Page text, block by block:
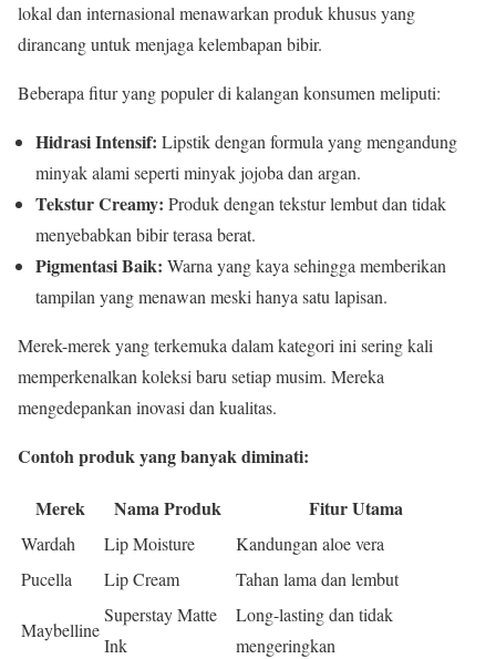
lokal dan internasional menawarkan produk khusus yang
dirancang untuk menjaga kelembapan bibir.
Beberapa fitur yang populer di kalangan konsumen meliputi:
Hidrasi Intensif: Lipstik dengan formula yang mengandung
minyak alami seperti minyak jojoba dan argan.
Tekstur Creamy: Produk dengan tekstur lembut dan tidak
menyebabkan bibir terasa berat.
Pigmentasi Baik: Warna yang kaya sehingga memberikan
tampilan yang menawan meski hanya satu lapisan.
Merek-merek yang terkemuka dalam kategori ini sering kali
memperkenalkan koleksi baru setiap musim. Mereka
mengedepankan inovasi dan kualitas.
Contoh produk yang banyak diminati:
Merek Nama Produk Fitur Utama
Wardah Lip Moisture
Kandungan aloe vera
Pucella
Lip Cream Tahan lama dan lembut
Maybelline
Superstay Matte
Ink
Long-lasting dan tidak
mengeringkan